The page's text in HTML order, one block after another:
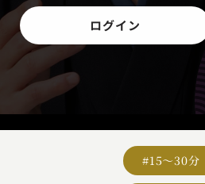
ログイン
#15～30分